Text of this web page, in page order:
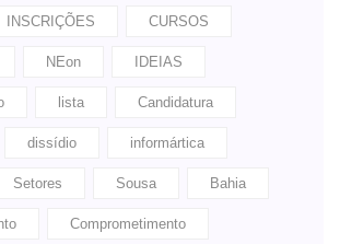
INSCRIÇÕES CURSOS
NEon IDEIAS
lista Candidatura
dissídio informártica
Setores Sousa Bahia
Comprometimento